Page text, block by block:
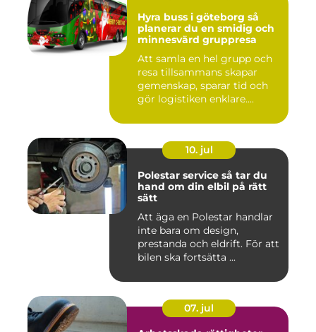
Hyra buss i göteborg så
planerar du en smidig och
minnesvärd gruppresa
Att samla en hel grupp och
resa tillsammans skapar
gemenskap, sparar tid och
gör logistiken enklare....
10. jul
Polestar service så tar du
hand om din elbil på rätt
sätt
Att äga en Polestar handlar
inte bara om design,
prestanda och eldrift. För att
bilen ska fortsätta ...
07. jul